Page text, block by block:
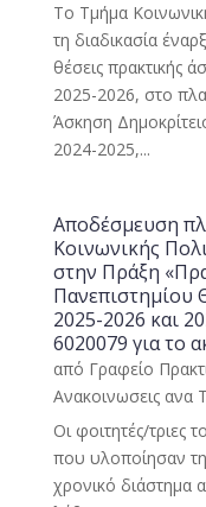
Το Τμήμα
τη διαδικασία
θέσεις πρακτικής
2025-2026, στο
Άσκηση
2024-2025,...
Αποδέσμευση
Κοινωνικής
στην Πράξη
Πανεπιστημίου
2025-2026 και
6020079 για το
από Γραφείο
Ανακοινωσεις ανα
Οι φοιτητές/τριες
που υλοποίησαν
χρονικό